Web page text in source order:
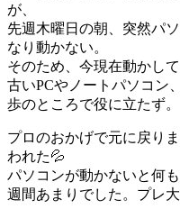
が、
先週木曜日の朝、突然パ
なり動かない。
そのため、今現在動かし
古いPCやノートパソコン
歩のところで役に立たず。
プロのおかげで元に戻り
われた💦
パソコンが動かないと何
週間あまりでした。プレ